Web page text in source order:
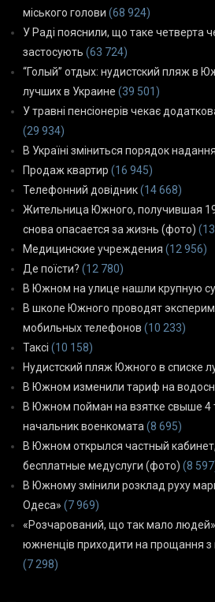
міського голови (68 924)
У Раді пояснили, що таке четверта
застосують (63 724)
“Голый” отдых: нудистский пляж в
лучших в Украине (39 501)
У травні пенсіонерів чекає
(29 934)
В Україні зміниться порядок
Продаж квартир (16 945)
Телефонний довідник(14 668)
Жительница Южного, получившая
снова опасается за жизнь (фото)
Медицинские учреждения (12 956)
Де поїсти? (12 780)
В Южном на улице нашли крупную
В школе Южного проводят
мобильных телефонов (10 233)
Таксі (10 158)
Нудистский пляж Южного в списке
В Южном изменили тариф на
В Южном пойман на взятке свыше 4
начальник военкомата (8 695)
В Южном открылся частный
бесплатные медуслуги (фото) (8
В Южному змінили розклад руху
Одеса» (7 969)
«Розчарований, що так мало
южненців приходити на прощання з
(7 298)